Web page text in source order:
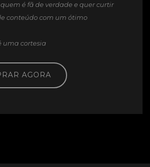
é fã de verdade e quer curtir
conteúdo com um ótimo
uma cortesia
AGORA